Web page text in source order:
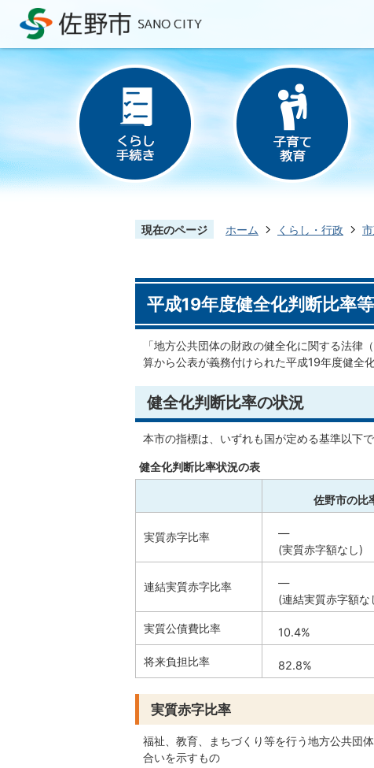
現在のページ ホーム くらし・行政
平成19年度健全化判断比率
「地方公共団体の財政の健全化に関する法
算から公表が義務付けられた平成19年度健全
健全化判断比率の状況
本市の指標は、いずれも国が定める基準以下で
健全化判断比率状況の表
佐野市の比
実質赤字比率
―
(実質赤字額なし)
連結実質赤字比率
―
(連結実質赤字額な
実質公債費比率 10.4%
将来負担比率 82.8%
実質赤字比率
福祉、教育、まちづくり等を行う地方公共団
合いを示すもの